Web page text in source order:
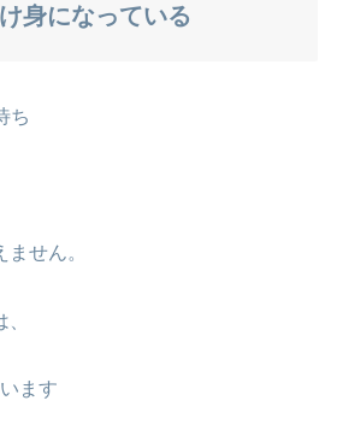
身になっている
ち
せん。
ます